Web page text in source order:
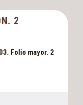
2
Folio mayor. 2